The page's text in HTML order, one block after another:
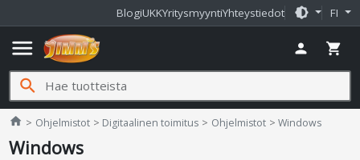
BlogiUKKYritysmyyntiYhteystiedot brightness_medium FI
menu person shopping_cart
search
home Jimms.fi
Ohjelmistot Digitaalinen toimitus Ohjelmistot Windows
Windows